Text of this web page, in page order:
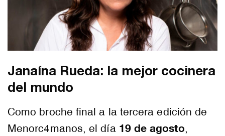
Janaína Rueda: la mejor cocinera
del mundo
Como broche final a la tercera edición de
Menorc4manos, el día 19 de agosto